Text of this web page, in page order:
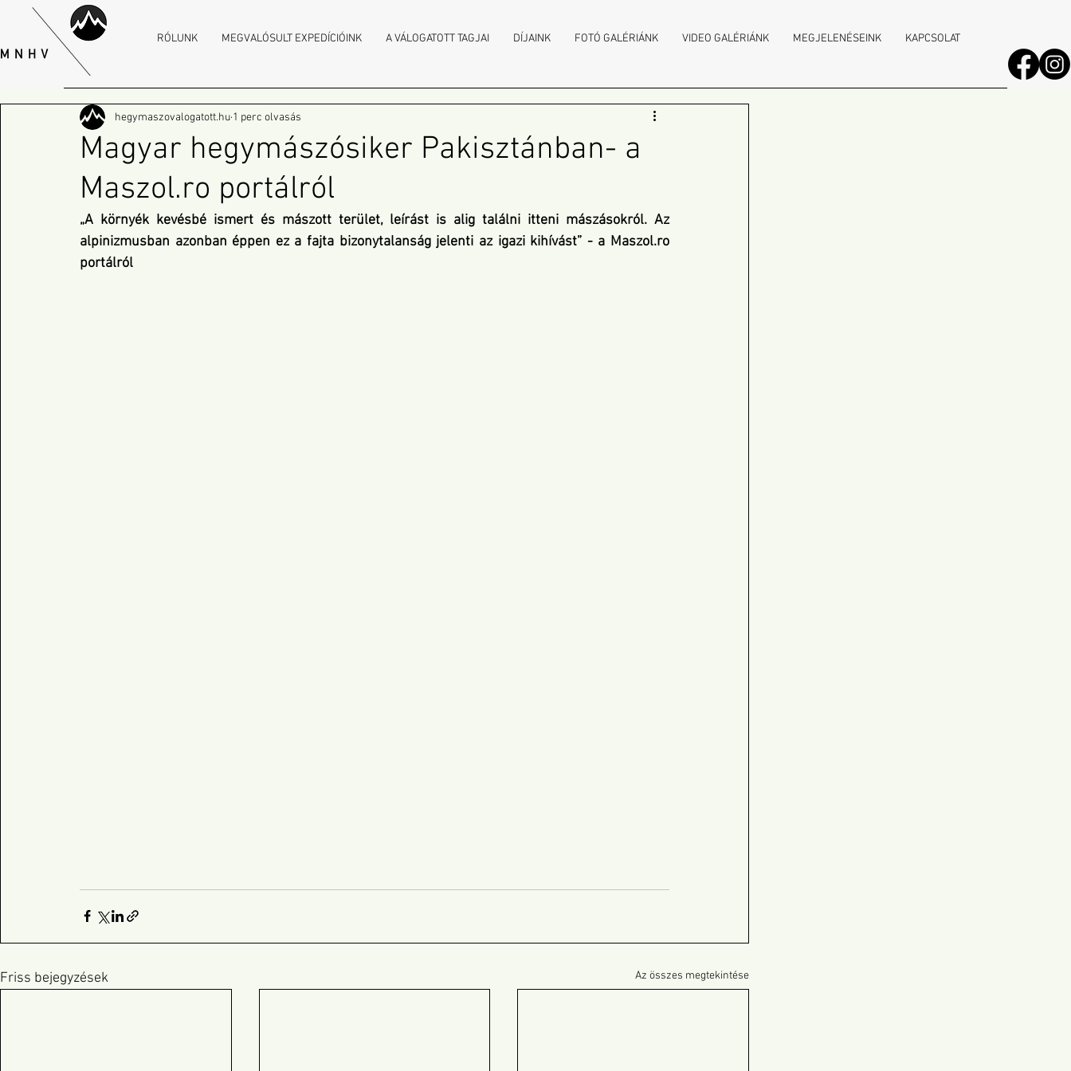
RÓLUNK MEGVALÓSULT EXPEDÍCIÓINK A VÁLOGATOTT TAGJAI DÍJAINK FOTÓ GALÉRIÁNK VIDEO GALÉRIÁNK MEGJELENÉSEINK KAPCSOLAT
Magyar hegymászósiker Pakisztánban- a
Maszol.ro portálról
hegymaszovalogatott.hu 1 perc olvasás
„A környék kevésbé ismert és mászott terület, leírást is alig találni itteni mászásokról. Az
alpinizmusban azonban éppen ez a fajta bizonytalanság jelenti az igazi kihívást” - a Maszol.ro
portálról
Friss bejegyzések Az összes megtekintése